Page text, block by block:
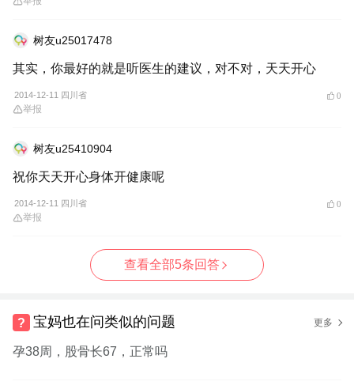
树友u25017478
其实，你最好的就是听医生的建议，对不对，天天开心
2014-12-11 四川省 0
举报
树友u25410904
祝你天天开心身体开健康呢
2014-12-11 四川省 0
举报
查看全部5条回答
宝妈也在问类似的问题 更多
孕38周，股骨长67，正常吗